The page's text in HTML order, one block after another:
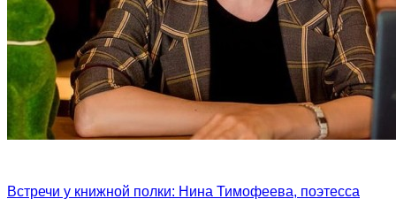
Встречи у книжной полки: Нина Тимофеева, поэтесса